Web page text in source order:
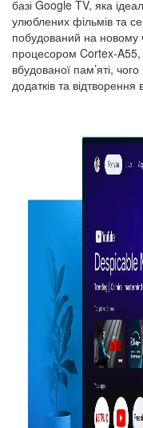
базі Google TV, яка
улюблених фільмів та
побудований на новому
процесором Cortex-A55,
вбудованої пам’яті,
додатків та відтворення